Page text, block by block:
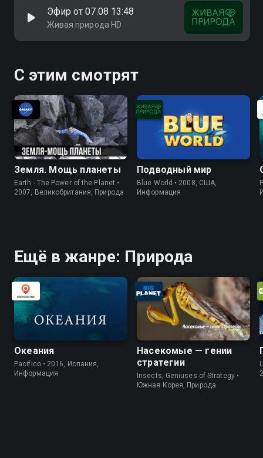
Эфир от 07.08 13:48
Живая природа HD
С этим смотрят
Земля. Мощь планеты
Earth - The Power of the Planet •
2007, Великобритания, Природа
Подводный мир
Blue World • 2008, США,
Информация
Ещё в жанре: Природа
Океания
Pacifico • 2016, Испания,
Информация
Насекомые — гении
стратегии
Insects, Geniuses of Strategy •
Южная Корея, Природа